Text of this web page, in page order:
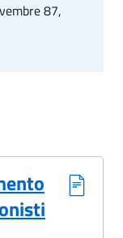
87,